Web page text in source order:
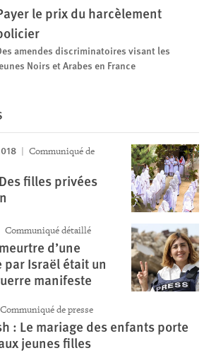
le prix du harcèlement
amendes discriminatoires visant les
Noirs et Arabes en France
Communiqué de
filles privées
Communiqué détaillé
d’une
Israël était un
manifeste
Communiqué de presse
: Le mariage des enfants porte
jeunes filles